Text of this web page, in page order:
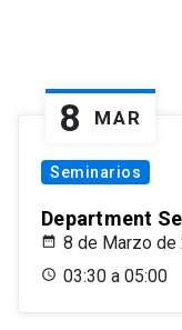
8 MAR
Seminarios
Department
8 de Marzo de
03:30 a 05:00